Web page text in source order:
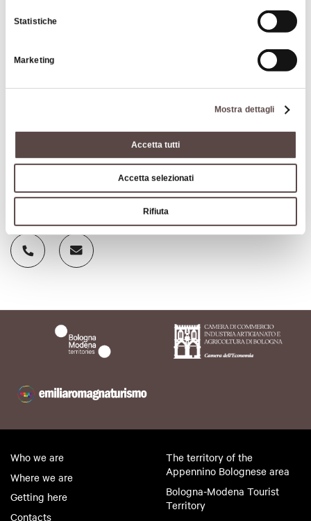
Statistiche
Marketing
Mostra dettagli
Accetta tutti
Accetta selezionati
Rifiuta
Details
Who we are
Where we are
Getting here
Contacts
The territory of the
Appennino Bolognese area
Bologna-Modena Tourist
Territory